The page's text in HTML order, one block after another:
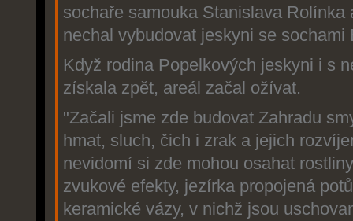
sochaře samouka Stanislava Rolínka
nechal vybudovat jeskyni se sochami
Když rodina Popelkových jeskyni i s
získala zpět, areál začal ožívat.
"Začali jsme zde budovat Zahradu
hmat, sluch, čich i zrak a jejich
nevidomí si zde mohou osahat
zvukové efekty, jezírka propojená
keramické vázy, v nichž jsou